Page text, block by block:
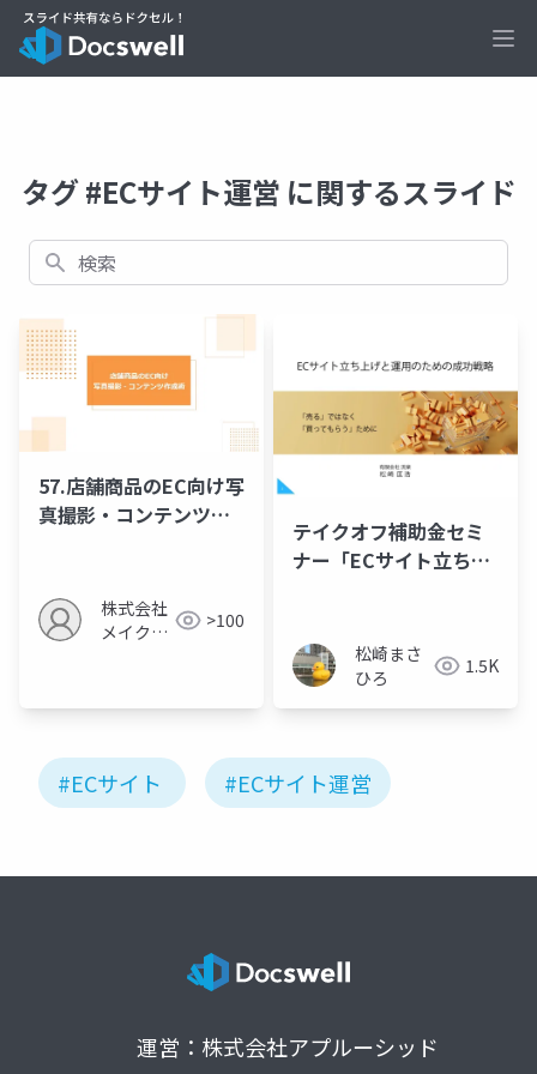
タグ #ECサイト運営 に関するスライド
検索
57.店舗商品のEC向け写
真撮影・コンテンツ作
株式会社
メイクア
>100
テイクオフ補助金セミ
ナー「ECサイト立ち上
松崎まさ
ひろ
1.5K
#ECサイト #ECサイト運営
運営：株式会社アプルーシッド